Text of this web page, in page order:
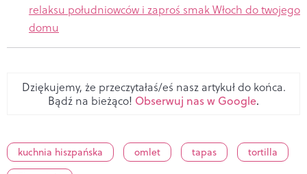
relaksu południowców i zaproś smak Włoch do twojego
domu
Dziękujemy, że przeczytałaś/eś nasz artykuł do końca.
Bądź na bieżąco! Obserwuj nas w Google.
kuchnia hiszpańska omlet tapas
tortilla